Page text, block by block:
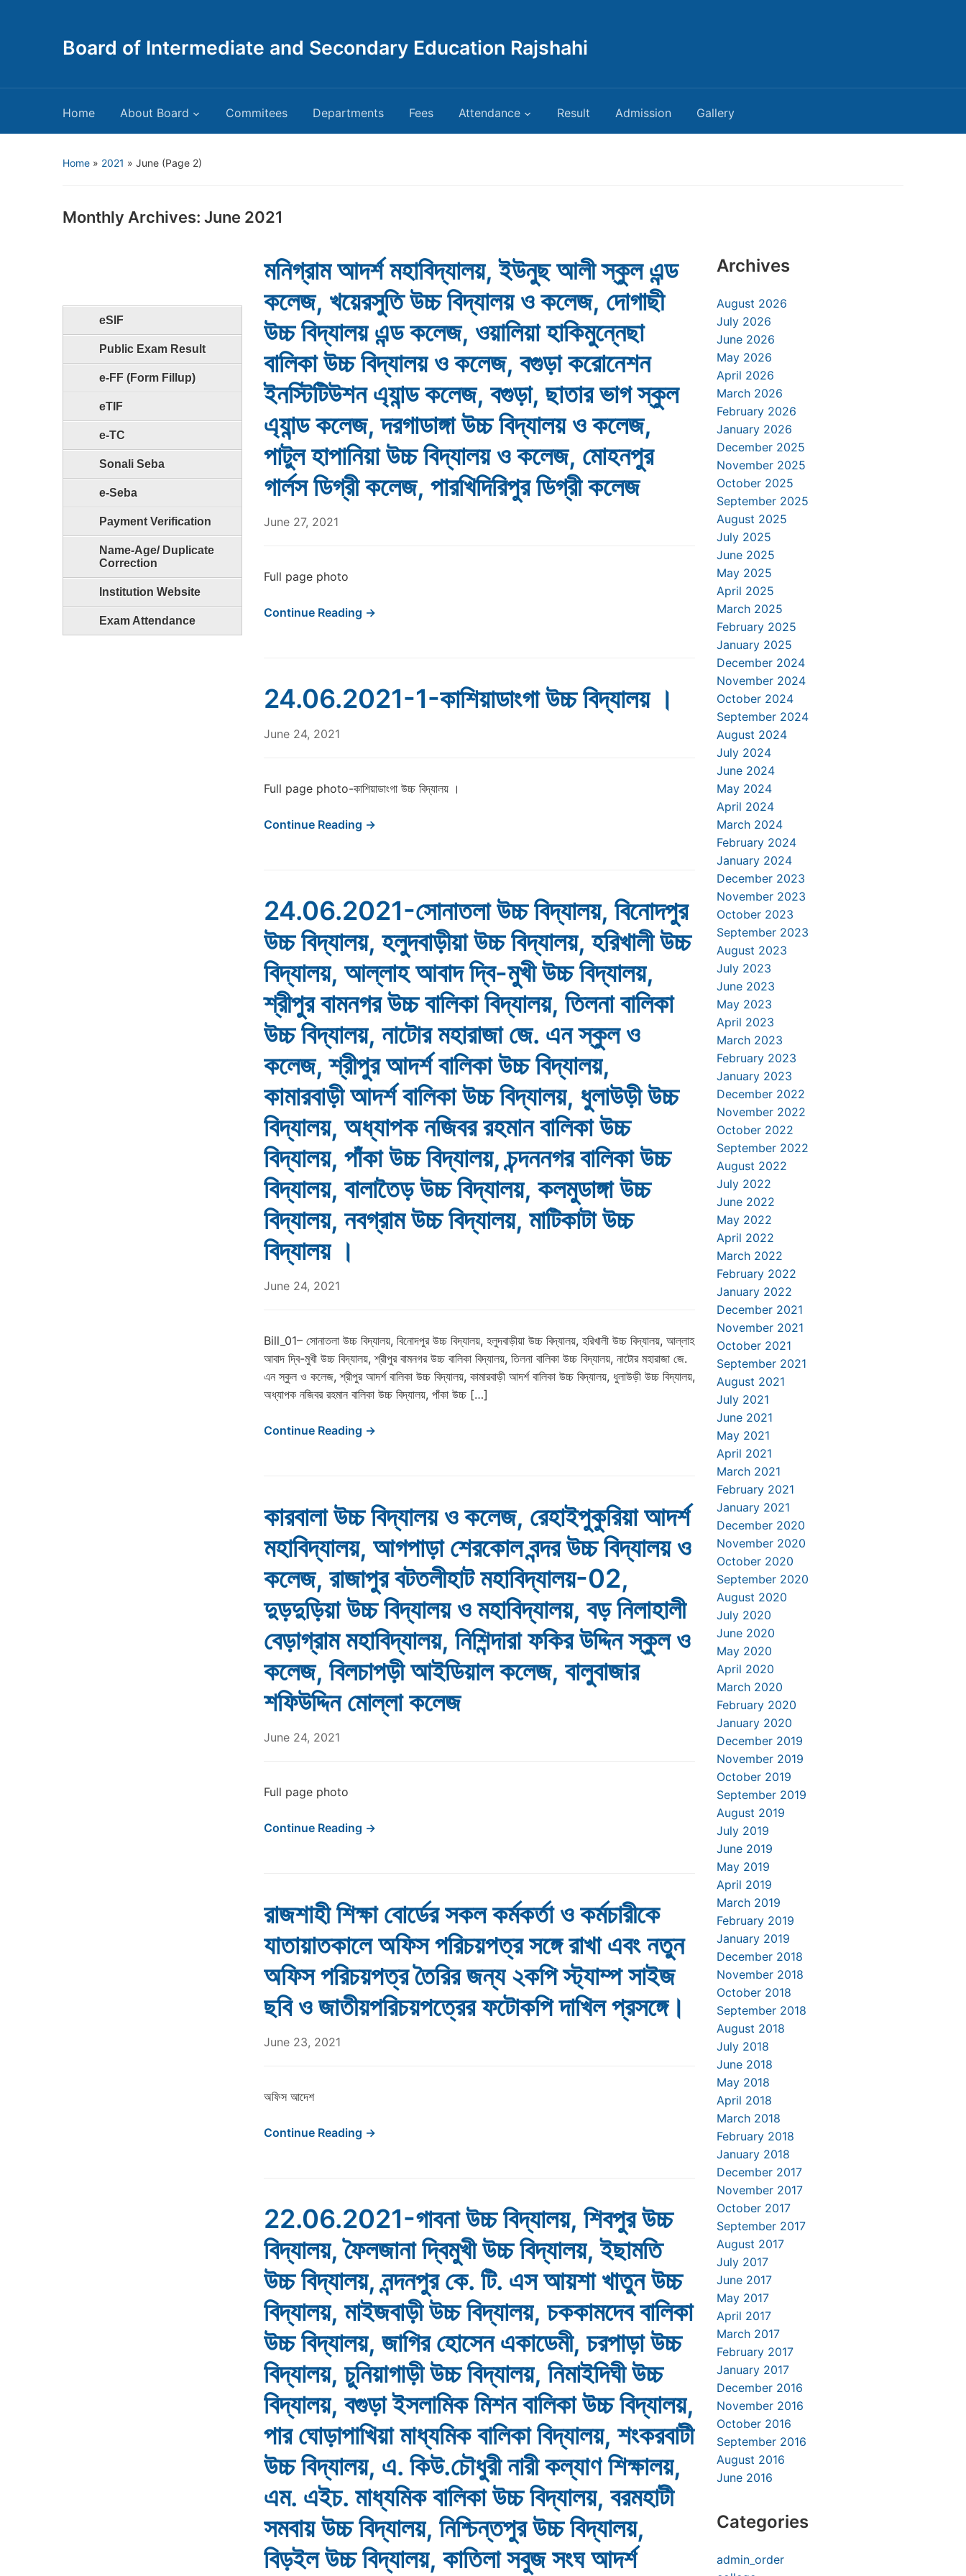
Board of Intermediate and Secondary Education Rajshahi
Home About Board Commitees Departments Fees Attendance Result Admission Gallery
Home » 2021 » June (Page 2)
Monthly Archives: June 2021
eSIF
Public Exam Result
e-FF (Form Fillup)
eTIF
e-TC
Sonali Seba
e-Seba
Payment Verification
Name-Age/ Duplicate
Correction
Institution Website
Exam Attendance
মনিগ্রাম আদর্শ মহাবিদ্যালয়, ইউনুছ আলী স্কুল এন্ড
কলেজ, খয়েরসুতি উচ্চ বিদ্যালয় ও কলেজ, দোগাছী
উচ্চ বিদ্যালয় এন্ড কলেজ, ওয়ালিয়া হাকিমুন্নেছা
বালিকা উচ্চ বিদ্যালয় ও কলেজ, বগুড়া করোনেশন
ইনস্টিটিউশন এ্যান্ড কলেজ, বগুড়া, ছাতার ভাগ স্কুল
এ্যান্ড কলেজ, দরগাডাঙ্গা উচ্চ বিদ্যালয় ও কলেজ,
পাটুল হাপানিয়া উচ্চ বিদ্যালয় ও কলেজ, মোহনপুর
গার্লস ডিগ্রী কলেজ, পারখিদিরিপুর ডিগ্রী কলেজ
June 27, 2021
Full page photo
Continue Reading →
24.06.2021-1-কাশিয়াডাংগা উচ্চ বিদ্যালয় ।
June 24, 2021
Full page photo-কাশিয়াডাংগা উচ্চ বিদ্যালয় ।
Continue Reading →
24.06.2021-সোনাতলা উচ্চ বিদ্যালয়, বিনোদপুর
উচ্চ বিদ্যালয়, হলুদবাড়ীয়া উচ্চ বিদ্যালয়, হরিখালী উচ্চ
বিদ্যালয়, আল্লাহ আবাদ দ্বি-মুখী উচ্চ বিদ্যালয়,
শ্রীপুর বামনগর উচ্চ বালিকা বিদ্যালয়, তিলনা বালিকা
উচ্চ বিদ্যালয়, নাটোর মহারাজা জে. এন স্কুল ও
কলেজ, শ্রীপুর আদর্শ বালিকা উচ্চ বিদ্যালয়,
কামারবাড়ী আদর্শ বালিকা উচ্চ বিদ্যালয়, ধুলাউড়ী উচ্চ
বিদ্যালয়, অধ্যাপক নজিবর রহমান বালিকা উচ্চ
বিদ্যালয়, পাঁকা উচ্চ বিদ্যালয়, চন্দননগর বালিকা উচ্চ
বিদ্যালয়, বালাতৈড় উচ্চ বিদ্যালয়, কলমুডাঙ্গা উচ্চ
বিদ্যালয়, নবগ্রাম উচ্চ বিদ্যালয়, মাটিকাটা উচ্চ
বিদ্যালয় ।
June 24, 2021
Bill_01– সোনাতলা উচ্চ বিদ্যালয়, বিনোদপুর উচ্চ বিদ্যালয়, হলুদবাড়ীয়া উচ্চ বিদ্যালয়, হরিখালী উচ্চ বিদ্যালয়, আল্লাহ
আবাদ দ্বি-মুখী উচ্চ বিদ্যালয়, শ্রীপুর বামনগর উচ্চ বালিকা বিদ্যালয়, তিলনা বালিকা উচ্চ বিদ্যালয়, নাটোর মহারাজা জে.
এন স্কুল ও কলেজ, শ্রীপুর আদর্শ বালিকা উচ্চ বিদ্যালয়, কামারবাড়ী আদর্শ বালিকা উচ্চ বিদ্যালয়, ধুলাউড়ী উচ্চ বিদ্যালয়,
অধ্যাপক নজিবর রহমান বালিকা উচ্চ বিদ্যালয়, পাঁকা উচ্চ […]
Continue Reading →
কারবালা উচ্চ বিদ্যালয় ও কলেজ, রেহাইপুকুরিয়া আদর্শ
মহাবিদ্যালয়, আগপাড়া শেরকোল বন্দর উচ্চ বিদ্যালয় ও
কলেজ, রাজাপুর বটতলীহাট মহাবিদ্যালয়-02,
দুড়দুড়িয়া উচ্চ বিদ্যালয় ও মহাবিদ্যালয়, বড় নিলাহালী
বেড়াগ্রাম মহাবিদ্যালয়, নিশিন্দারা ফকির উদ্দিন স্কুল ও
কলেজ, বিলচাপড়ী আইডিয়াল কলেজ, বালুবাজার
শফিউদ্দিন মোল্লা কলেজ
June 24, 2021
Full page photo
Continue Reading →
রাজশাহী শিক্ষা বোর্ডের সকল কর্মকর্তা ও কর্মচারীকে
যাতায়াতকালে অফিস পরিচয়পত্র সঙ্গে রাখা এবং নতুন
অফিস পরিচয়পত্র তৈরির জন্য ২কপি স্ট্যাম্প সাইজ
ছবি ও জাতীয়পরিচয়পত্রের ফটোকপি দাখিল প্রসঙ্গে।
June 23, 2021
অফিস আদেশ
Continue Reading →
22.06.2021-গাবনা উচ্চ বিদ্যালয়, শিবপুর উচ্চ
বিদ্যালয়, ফৈলজানা দ্বিমুখী উচ্চ বিদ্যালয়, ইছামতি
উচ্চ বিদ্যালয়, নন্দনপুর কে. টি. এস আয়শা খাতুন উচ্চ
বিদ্যালয়, মাইজবাড়ী উচ্চ বিদ্যালয়, চককামদেব বালিকা
উচ্চ বিদ্যালয়, জাগির হোসেন একাডেমী, চরপাড়া উচ্চ
বিদ্যালয়, চুনিয়াগাড়ী উচ্চ বিদ্যালয়, নিমাইদিঘী উচ্চ
বিদ্যালয়, বগুড়া ইসলামিক মিশন বালিকা উচ্চ বিদ্যালয়,
পার ঘোড়াপাখিয়া মাধ্যমিক বালিকা বিদ্যালয়, শংকরবাটী
উচ্চ বিদ্যালয়, এ. কিউ.চৌধুরী নারী কল্যাণ শিক্ষালয়,
এম. এইচ. মাধ্যমিক বালিকা উচ্চ বিদ্যালয়, বরমহাটী
সমবায় উচ্চ বিদ্যালয়, নিশ্চিন্তপুর উচ্চ বিদ্যালয়,
বিড়ইল উচ্চ বিদ্যালয়, কাতিলা সবুজ সংঘ আদর্শ
Archives
August 2026
July 2026
June 2026
May 2026
April 2026
March 2026
February 2026
January 2026
December 2025
November 2025
October 2025
September 2025
August 2025
July 2025
June 2025
May 2025
April 2025
March 2025
February 2025
January 2025
December 2024
November 2024
October 2024
September 2024
August 2024
July 2024
June 2024
May 2024
April 2024
March 2024
February 2024
January 2024
December 2023
November 2023
October 2023
September 2023
August 2023
July 2023
June 2023
May 2023
April 2023
March 2023
February 2023
January 2023
December 2022
November 2022
October 2022
September 2022
August 2022
July 2022
June 2022
May 2022
April 2022
March 2022
February 2022
January 2022
December 2021
November 2021
October 2021
September 2021
August 2021
July 2021
June 2021
May 2021
April 2021
March 2021
February 2021
January 2021
December 2020
November 2020
October 2020
September 2020
August 2020
July 2020
June 2020
May 2020
April 2020
March 2020
February 2020
January 2020
December 2019
November 2019
October 2019
September 2019
August 2019
July 2019
June 2019
May 2019
April 2019
March 2019
February 2019
January 2019
December 2018
November 2018
October 2018
September 2018
August 2018
July 2018
June 2018
May 2018
April 2018
March 2018
February 2018
January 2018
December 2017
November 2017
October 2017
September 2017
August 2017
July 2017
June 2017
May 2017
April 2017
March 2017
February 2017
January 2017
December 2016
November 2016
October 2016
September 2016
August 2016
June 2016
Categories
admin_order